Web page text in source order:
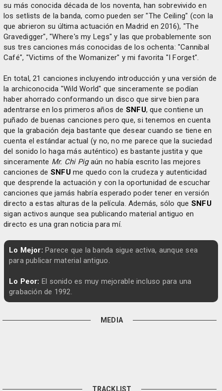
su más conocida década de los noventa, han sobrevivido en
los setlists de la banda, como pueden ser "The Ceiling" (con la
que abrieron su última actuación en Madrid en 2016), "The
Gravedigger", "Where's my Legs" y las que probablemente son
sus tres canciones más conocidas de los ochenta: "Cannibal
Café", "Victims of the Womanizer" y mi favorita "I Forget".
En total, 21 canciones incluyendo introducción y una versión de
la archiconocida "Wild World" que sinceramente se podían
haber ahorrado conformando un disco que sirve bien para
adentrarse en los primeros años de SNFU, que contiene un
puñado de buenas canciones pero que, si tenemos en cuenta
que la grabación deja bastante que desear cuando se tiene en
cuenta el estándar actual (y no, no me parece que la suciedad
del sonido lo haga más auténtico) es bastante justita y que
sinceramente Mr. Chi Pigaún no había escrito las mejores
canciones de SNFUme quedo con la crudeza y autenticidad
que desprende la actuación y con la oportunidad de escuchar
canciones que jamás habría esperado poder tener en versión
directo a estas alturas de la película. Además, sólo que SNFU
sigan activos aunque sea publicando material antiguo en
directo es una gran noticia para mí.
Lo Mejor: Parece que la banda sigue activa, aunque sea
para publicar material antiguo.
Lo Peor: El sonido es muy mejorable incluso para una
grabación de 1992.
MEDIA
TRACKLIST